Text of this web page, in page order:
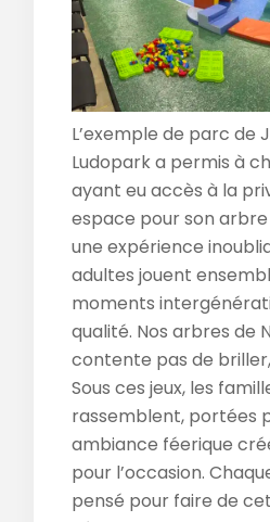
L’exemple de parc de
Ludopark a permis à
ayant eu accès à la
espace pour son
une expérience
adultes jouent
moments
qualité. Nos arbres de
contente pas de
Sous ces jeux, les
rassemblent, portées
ambiance féerique
pour l’occasion.
pensé pour faire de